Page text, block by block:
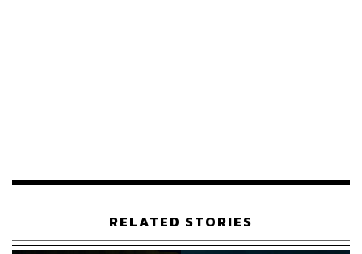
ของ Disney นั้นมาจาก ‘อุปสงค์และอุปทาน’ ซึ่ง “ไม่ต่างจาก
เครื่องบิน โรงแรม หรือเรือสำราญ”
RELATED STORIES